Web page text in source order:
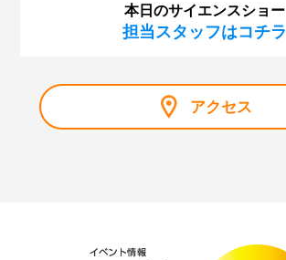
本日のサイエンスショー
担当スタッフはコチラ
アクセス